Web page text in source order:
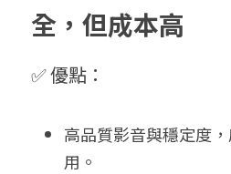
全，但成本高
✅ 優點：
高品質影音與穩定度
用。